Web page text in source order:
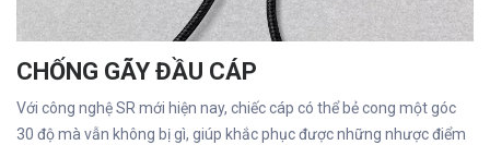
CHỐNG GÃY ĐẦU CÁP
Với công nghệ SR mới hiện nay, chiếc cáp có thể bẻ cong một góc
30 độ mà vẫn không bị gì, giúp khắc phục được những nhược điểm